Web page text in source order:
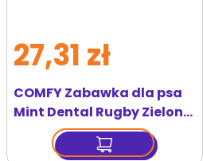
COMFY Zabawka dla psa
Mint Dental Rugby Zielone
8x6,5cm
27,31 zł